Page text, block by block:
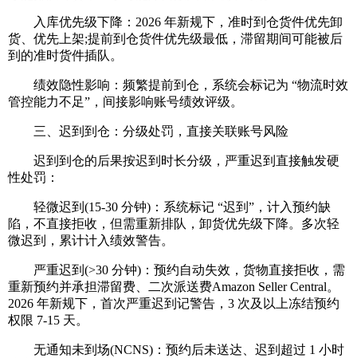
入库优先级下降：2026 年新规下，准时到仓货件优先卸
货、优先上架;提前到仓货件优先级最低，滞留期间可能被后
到的准时货件插队。
绩效隐性影响：频繁提前到仓，系统会标记为 “物流时效
管控能力不足”，间接影响账号绩效评级。
三、迟到到仓：分级处罚，直接关联账号风险
迟到到仓的后果按迟到时长分级，严重迟到直接触发硬
性处罚：
轻微迟到(15-30 分钟)：系统标记 “迟到”，计入预约缺
陷，不直接拒收，但需重新排队，卸货优先级下降。多次轻
微迟到，累计计入绩效警告。
严重迟到(>30 分钟)：预约自动失效，货物直接拒收，需
重新预约并承担滞留费、二次派送费Amazon Seller Central。
2026 年新规下，首次严重迟到记警告，3 次及以上冻结预约
权限 7-15 天。
无通知未到场(NCNS)：预约后未送达、迟到超过 1 小时